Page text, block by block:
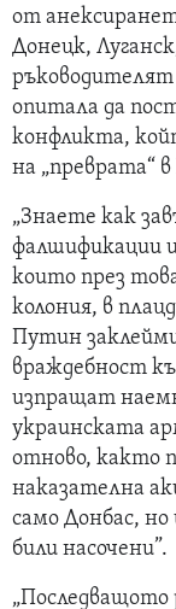
от
Донецк,
ръководителят
опитала да
конфликта,
на „преврата“ в
„Знаете как
фалшификации
които през
колония, в
Путин
враждебност
изпращат
украинската
отново, както
наказателна
само Донбас, но
били насочени”.
„Последващото